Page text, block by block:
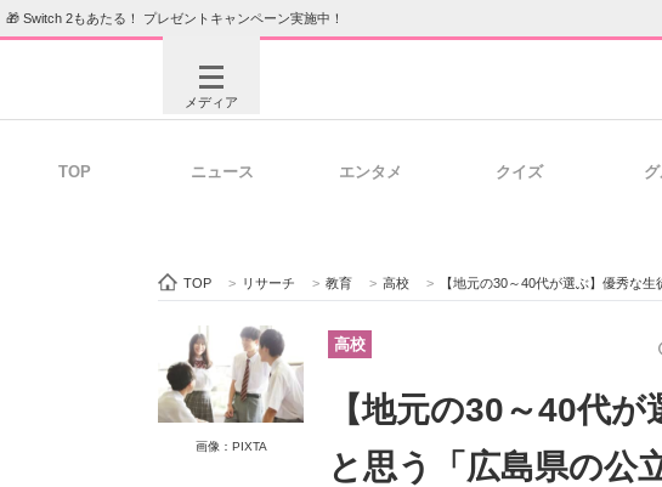
🎁 Switch 2もあたる！ プレゼントキャンペーン実施中！
メディア
ビジネスと働き方のヒント
ITエンジニア向け専門サイト 企業向けIT製品の総合サイト
TOP ニュース エンタメ クイズ
TOP > リサーチ > 教育 > 高校 > 【地元の30～40代が選ぶ】優秀な生徒が多いと思
画像：PIXTA
高校
【地元の30～40代
と思う「広島県の公